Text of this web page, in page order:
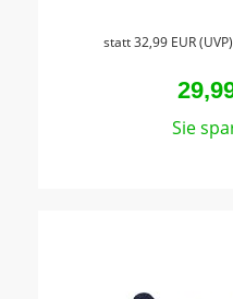
statt32,99 EUR(UVP
Sie